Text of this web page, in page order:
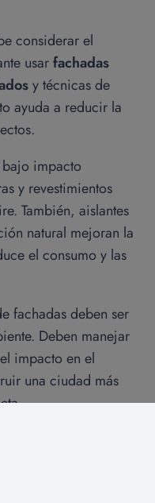
considerar el
usarfachadas
y técnicas de
ayuda a reducir la
impacto
y revestimientos
También, aislantes
natural mejoran la
el consumo y las
fachadas deben ser
Deben manejar
impacto en el
una ciudad más